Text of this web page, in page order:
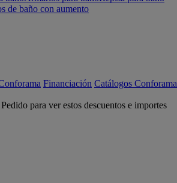
de baño con aumento
Financiación Catálogos Conforama
para ver estos descuentos e importes